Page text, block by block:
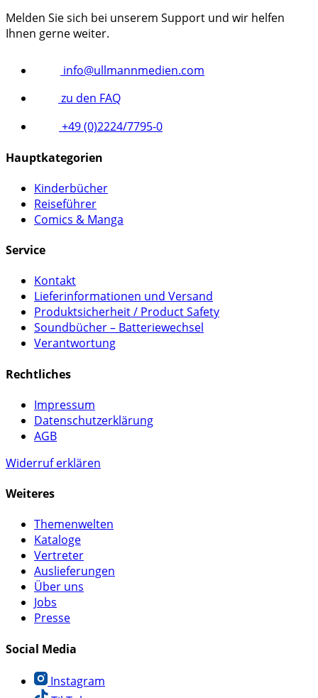
Melden Sie sich bei unserem Support und wir helfen
Ihnen gerne weiter.
info@ullmannmedien.com
zu den FAQ
+49 (0)2224/7795-0
Hauptkategorien
Kinderbücher
Reiseführer
Comics & Manga
Service
Kontakt
Lieferinformationen und Versand
Produktsicherheit / Product Safety
Soundbücher – Batteriewechsel
Verantwortung
Rechtliches
Impressum
Datenschutzerklärung
AGB
Widerruf erklären
Weiteres
Themenwelten
Kataloge
Vertreter
Auslieferungen
Über uns
Jobs
Presse
Social Media
Instagram